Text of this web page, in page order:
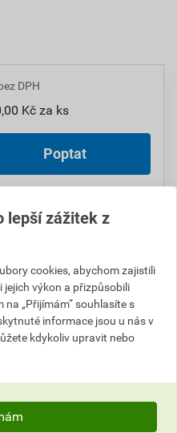
DPH
Kč za ks
Poptat
MĚŘENÍ k 177500
lepší zážitek z
cookies, abychom zajistili
výkon a přizpůsobili
„Přijímám“ souhlasíte s
informace jsou u nás v
kdykoliv upravit nebo